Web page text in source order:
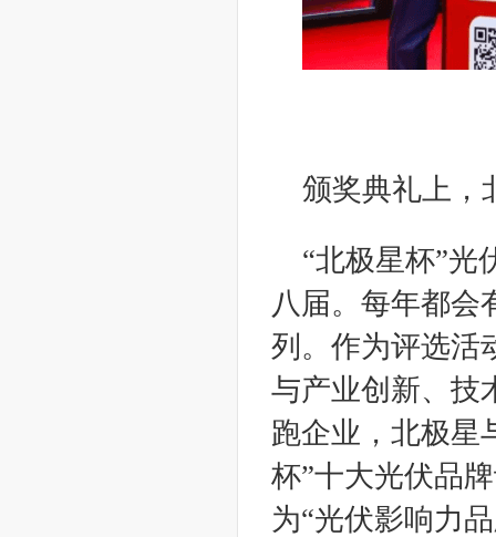
颁奖典礼上
“北极星杯”光
八届。每年都会
列。作为评选活
与产业创新、技
跑企业，北极星
杯”十大光伏品
为“光伏影响力